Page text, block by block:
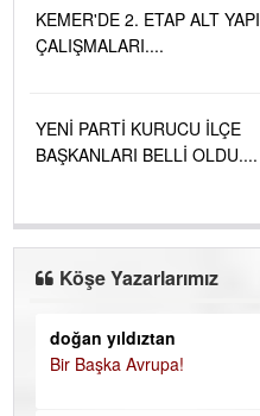
KEMER'DE 2. ETAP ALT YAPI
ÇALIŞMALARI....
YENİ PARTİ KURUCU İLÇE
BAŞKANLARI BELLİ OLDU....
Köşe Yazarlarımız
doğan yıldıztan
Bir Başka Avrupa!